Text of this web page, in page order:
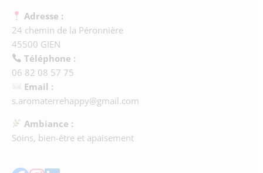
Adresse :
24 chemin de la Péronnière
45500 GIEN
Téléphone :
06 82 08 57 75
Email :
s.aromaterrehappy@gmail.com
Ambiance :
Soins, bien-être et apaisement